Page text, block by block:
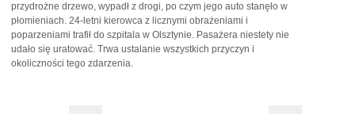
przydrożne drzewo, wypadł z drogi, po czym jego auto stanęło w
płomieniach. 24-letni kierowca z licznymi obrażeniami i
poparzeniami trafił do szpitala w Olsztynie. Pasażera niestety nie
udało się uratować. Trwa ustalanie wszystkich przyczyn i
okoliczności tego zdarzenia.